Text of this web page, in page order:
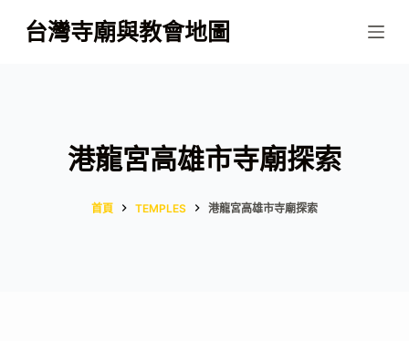
跳
至
台灣寺廟與教會地圖
港龍宮高雄市寺廟探索
首頁 TEMPLES 港龍宮高雄市寺廟探索